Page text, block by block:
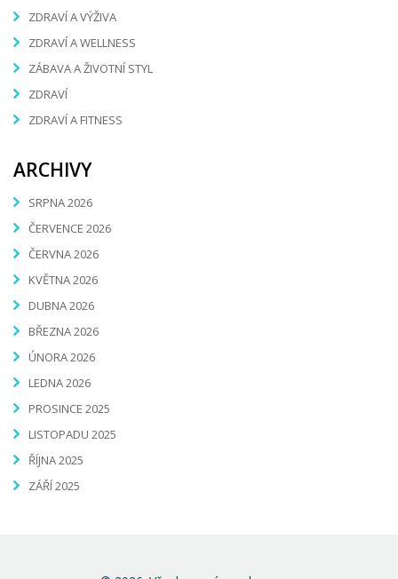
ZDRAVÍ A VÝŽIVA
ZDRAVÍ A WELLNESS
ZÁBAVA A ŽIVOTNÍ STYL
ZDRAVÍ
ZDRAVÍ A FITNESS
ARCHIVY
SRPNA 2026
ČERVENCE 2026
ČERVNA 2026
KVĚTNA 2026
DUBNA 2026
BŘEZNA 2026
ÚNORA 2026
LEDNA 2026
PROSINCE 2025
LISTOPADU 2025
ŘÍJNA 2025
ZÁŘÍ 2025